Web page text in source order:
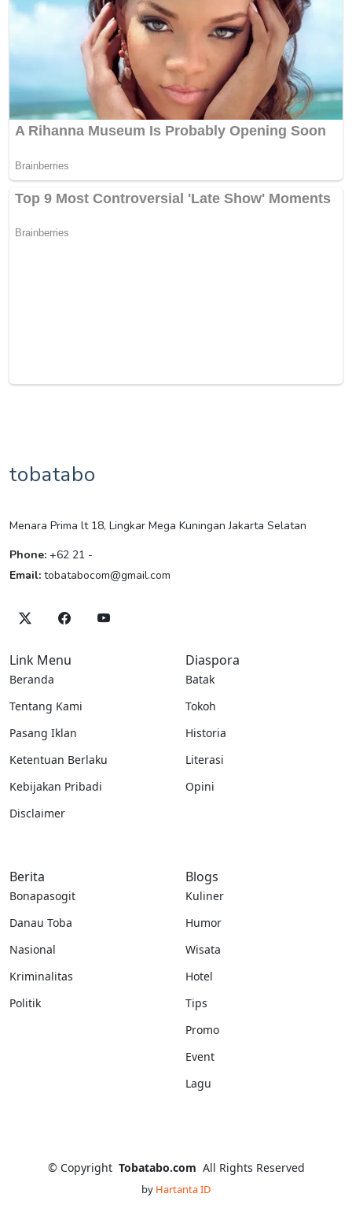
tobatabo
Menara Prima lt 18, Lingkar Mega Kuningan Jakarta Selatan
Phone: +62 21 -
Email: tobatabocom@gmail.com
Link Menu
Beranda
Tentang Kami
Pasang Iklan
Ketentuan Berlaku
Kebijakan Pribadi
Disclaimer
Diaspora
Batak
Tokoh
Historia
Literasi
Opini
Berita
Bonapasogit
Danau Toba
Nasional
Kriminalitas
Politik
Blogs
Kuliner
Humor
Wisata
Hotel
Tips
Promo
Event
Lagu
© Copyright Tobatabo.com All Rights Reserved
by Hartanta ID